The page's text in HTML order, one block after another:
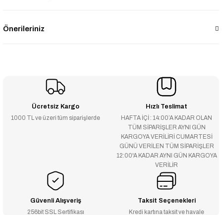
Önerileriniz
Ücretsiz Kargo
1000 TL ve üzeri tüm siparişlerde
Hızlı Teslimat
HAFTA İÇİ : 14:00’A KADAR OLAN
TÜM SİPARİŞLER AYNI GÜN
KARGOYA VERİLİRİ CUMARTESİ
GÜNÜ VERİLEN TÜM SİPARİŞLER
12:00'A KADAR AYNI GÜN KARGOYA
VERİLİR
Güvenli Alışveriş
256bit SSL Sertifikası
Taksit Seçenekleri
Kredi kartına taksit ve havale